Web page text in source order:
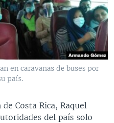
en caravanas de buses por
país.
Costa Rica, Raquel
del país solo